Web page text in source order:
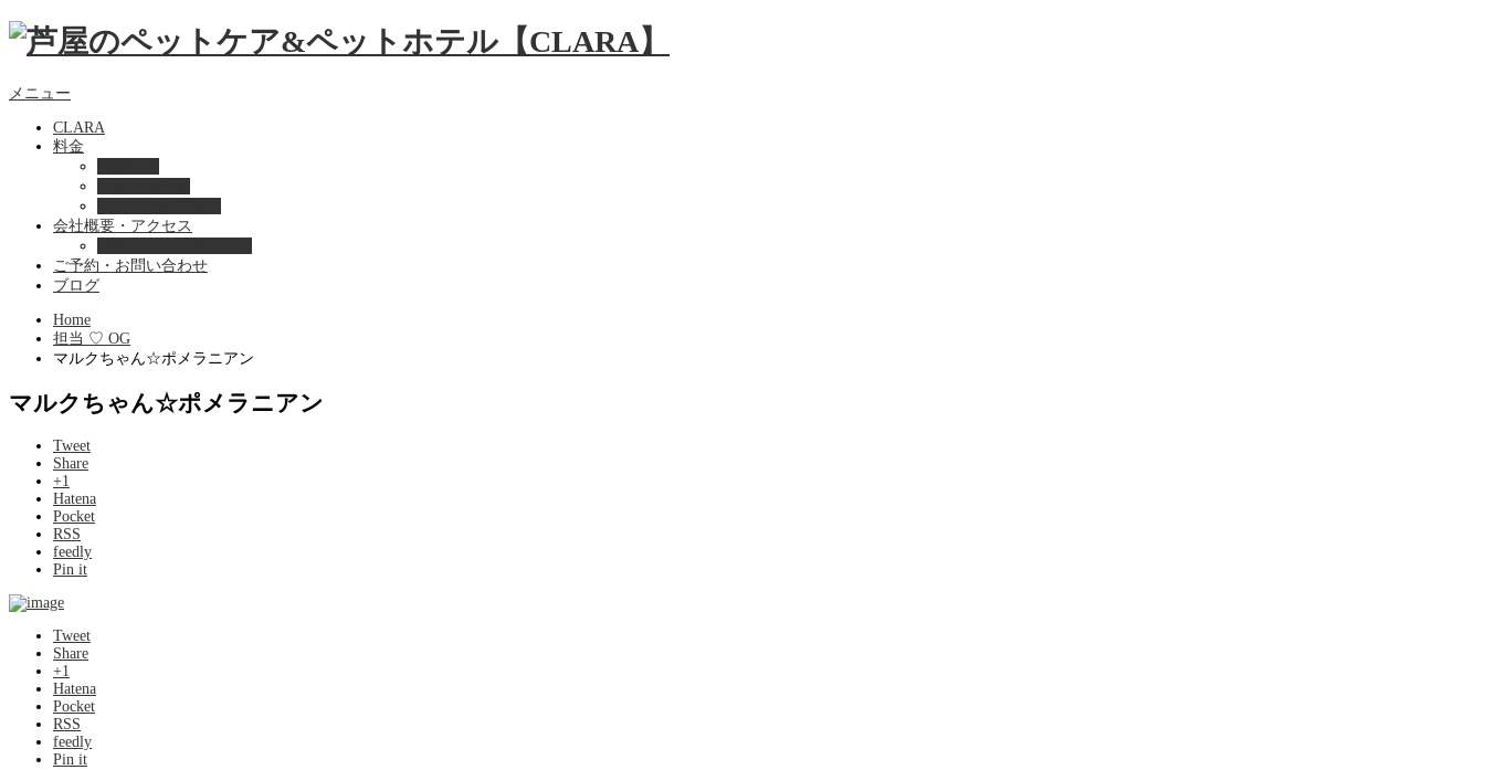
メニュー
CLARA
料金
会社概要・アクセス
ご予約・お問い合わせ
ブログ
Home
担当 ♡ OG
マルクちゃん☆ポメラニアン
マルクちゃん☆ポメラニアン
Tweet
Share
+1
Hatena
Pocket
RSS
feedly
Pin it
Tweet
Share
+1
Hatena
Pocket
RSS
feedly
Pin it